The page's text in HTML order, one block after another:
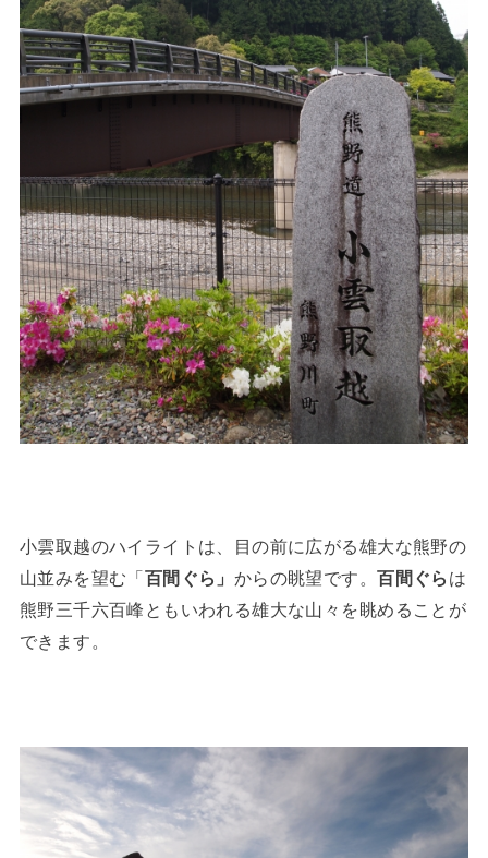
小雲取越のハイライトは、目の前に広がる雄大な熊野の
山並みを望む「百間ぐら」 からの眺望です。百間ぐら は
熊野三千六百峰ともいわれる雄大な山々を眺めることが
できます。